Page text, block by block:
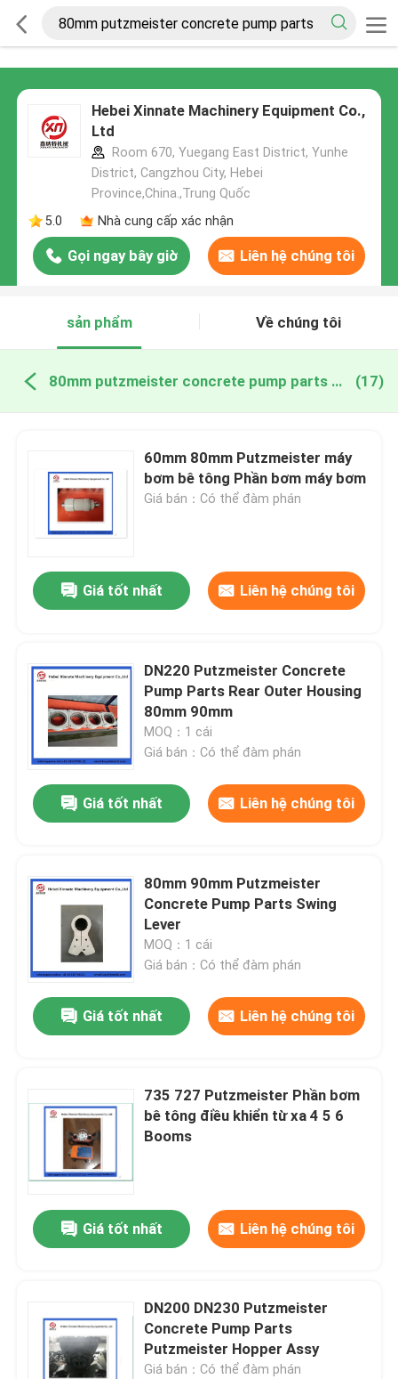
Hebei Xinnate Machinery Equipment Co.,
Ltd
Room 670, Yuegang East District, Yunhe
District, Cangzhou City, Hebei
Province,China.,Trung Quốc
5.0
Nhà cung cấp xác nhận
Gọi ngay bây giờ Liên hệ chúng tôi
sản phẩm Về chúng tôi
80mm putzmeister concrete pump parts sản xuất trực tuyến (17)
60mm 80mm Putzmeister máy
bơm bê tông Phần bơm máy bơm
Giá bán：Có thể đàm phán
Giá tốt nhất Liên hệ chúng tôi
DN220 Putzmeister Concrete
Pump Parts Rear Outer Housing
80mm 90mm
MOQ：1 cái
Giá bán：Có thể đàm phán
Giá tốt nhất Liên hệ chúng tôi
80mm 90mm Putzmeister
Concrete Pump Parts Swing
Lever
MOQ：1 cái
Giá bán：Có thể đàm phán
Giá tốt nhất Liên hệ chúng tôi
735 727 Putzmeister Phần bơm
bê tông điều khiển từ xa 4 5 6
Booms
Giá tốt nhất Liên hệ chúng tôi
DN200 DN230 Putzmeister
Concrete Pump Parts
Putzmeister Hopper Assy
Giá bán：Có thể đàm phán